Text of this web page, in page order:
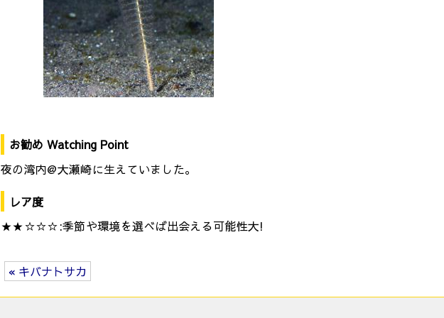
お勧め Watching Point
夜の湾内@大瀬崎に生えていました。
レア度
★★☆☆☆:季節や環境を選べば出会える可能性大!
« キバナトサカ